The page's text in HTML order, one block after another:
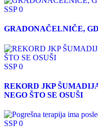
SSP0
GRADONAČELNIČE,
SSP0
REKORD JKP
NEGO ŠTO SE OSUŠI
SSP0